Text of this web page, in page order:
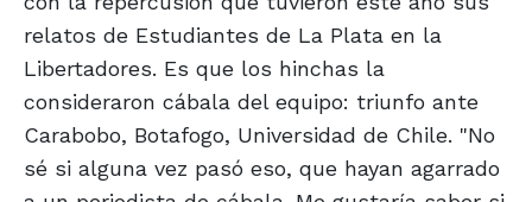
relatos de Estudiantes de La Plata en la
Libertadores. Es que los hinchas la
consideraron cábala del equipo: triunfo ante
Carabobo, Botafogo, Universidad de Chile. "No
sé si alguna vez pasó eso, que hayan agarrado